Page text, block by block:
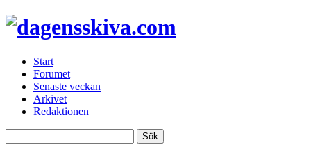
Start
Forumet
Senaste veckan
Arkivet
Redaktionen